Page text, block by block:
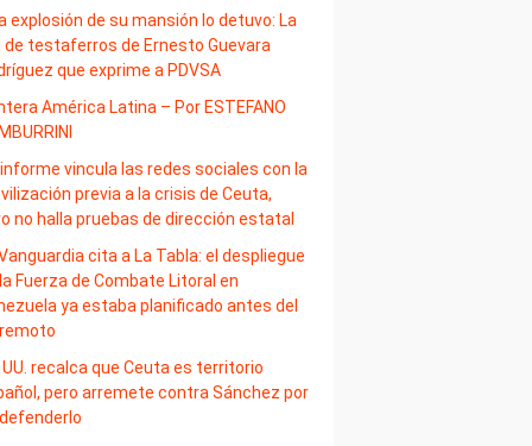
explosión de su mansión lo detuvo: La
de testaferros de Ernesto Guevara
que exprime a PDVSA
América Latina – Por ESTEFANO
vincula las redes sociales con la
previa a la crisis de Ceuta,
no halla pruebas de dirección estatal
cita a La Tabla: el despliegue
Fuerza de Combate Litoral en
ya estaba planificado antes del
UU. recalca que Ceuta es territorio
pero arremete contra Sánchez por